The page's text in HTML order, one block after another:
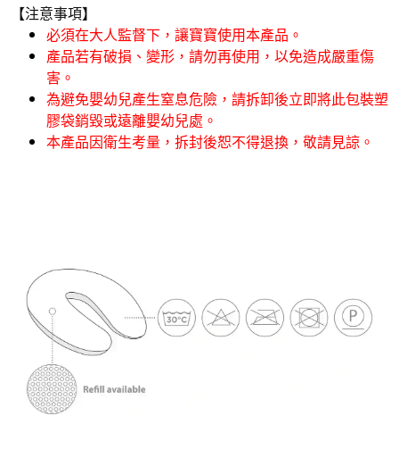
【注意事項】
必須在大人監督下，讓寶寶使用本產品。
產品若有破損、變形，請勿再使用，以免造成嚴重傷
害。
為避免嬰幼兒產生窒息危險，請拆卸後立即將此包裝塑
膠袋銷毀或遠離嬰幼兒處。
本產品因衛生考量，拆封後恕不得退換，敬請見諒。